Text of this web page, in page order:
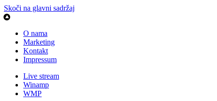
Skoči na glavni sadržaj
O nama
Marketing
Kontakt
Impressum
Live stream
Winamp
WMP